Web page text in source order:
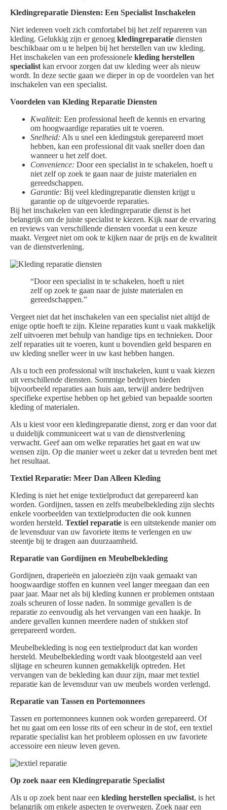
Kledingreparatie Diensten: Een Specialist Inschakelen
Niet iedereen voelt zich comfortabel bij het zelf repareren van
kleding. Gelukkig zijn er genoeg kledingreparatie diensten
beschikbaar om u te helpen bij het herstellen van uw kleding.
Het inschakelen van een professionele kleding herstellen
specialist kan ervoor zorgen dat uw kleding weer als nieuw
wordt. In deze sectie gaan we dieper in op de voordelen van het
inschakelen van een specialist.
Voordelen van Kleding Reparatie Diensten
Kwaliteit: Een professional heeft de kennis en ervaring
om hoogwaardige reparaties uit te voeren.
Snelheid: Als u snel een kledingstuk gerepareerd moet
hebben, kan een professional dit vaak sneller doen dan
wanneer u het zelf doet.
Convenience: Door een specialist in te schakelen, hoeft u
niet zelf op zoek te gaan naar de juiste materialen en
gereedschappen.
Garantie: Bij veel kledingreparatie diensten krijgt u
garantie op de uitgevoerde reparaties.
Bij het inschakelen van een kledingreparatie dienst is het
belangrijk om de juiste specialist te kiezen. Kijk naar de ervaring
en reviews van verschillende diensten voordat u een keuze
maakt. Vergeet niet om ook te kijken naar de prijs en de kwaliteit
van de dienstverlening.
“Door een specialist in te schakelen, hoeft u niet
zelf op zoek te gaan naar de juiste materialen en
gereedschappen.”
Vergeet niet dat het inschakelen van een specialist niet altijd de
enige optie hoeft te zijn. Kleine reparaties kunt u vaak makkelijk
zelf uitvoeren met behulp van handige tips en technieken. Door
zelf reparaties uit te voeren, kunt u bovendien geld besparen en
uw kleding sneller weer in uw kast hebben hangen.
Als u toch een professional wilt inschakelen, kunt u vaak kiezen
uit verschillende diensten. Sommige bedrijven bieden
bijvoorbeeld reparaties aan huis aan, terwijl andere bedrijven
specifieke expertise hebben op het gebied van bepaalde soorten
kleding of materialen.
Als u kiest voor een kledingreparatie dienst, zorg er dan voor dat
u duidelijk communiceert wat u van de dienstverlening
verwacht. Geef aan om welke reparaties het gaat en wat uw
wensen zijn. Op die manier weet u zeker dat u tevreden bent met
het resultaat.
Textiel Reparatie: Meer Dan Alleen Kleding
Kleding is niet het enige textielproduct dat gerepareerd kan
worden. Gordijnen, tassen en zelfs meubelbekleding zijn slechts
enkele voorbeelden van textielproducten die ook kunnen
worden hersteld. Textiel reparatie is een uitstekende manier om
de levensduur van uw favoriete items te verlengen en uw
steentje bij te dragen aan duurzaamheid.
Reparatie van Gordijnen en Meubelbekleding
Gordijnen, draperieën en jaloezieën zijn vaak gemaakt van
hoogwaardige stoffen en kunnen veel langer meegaan dan een
paar jaar. Maar net als bij kleding kunnen er problemen ontstaan
zoals scheuren of losse naden. In sommige gevallen is de
reparatie zo eenvoudig als het vervangen van een haakje. In
andere gevallen kunnen meerdere naden of stukken stof
gerepareerd worden.
Meubelbekleding is nog een textielproduct dat kan worden
hersteld. Meubelbekleding wordt vaak blootgesteld aan veel
slijtage en scheuren kunnen gemakkelijk optreden. Het
vervangen van de bekleding kan duur zijn, maar met textiel
reparatie kan de levensduur van uw meubels worden verlengd.
Reparatie van Tassen en Portemonnees
Tassen en portemonnees kunnen ook worden gerepareerd. Of
het nu gaat om een losse rits of een scheur in de stof, een textiel
reparatie specialist kan het probleem oplossen en uw favoriete
accessoire een nieuw leven geven.
Op zoek naar een Kledingreparatie Specialist
Als u op zoek bent naar een kleding herstellen specialist, is het
belangrijk om enkele aspecten te overwegen. Zoek naar een